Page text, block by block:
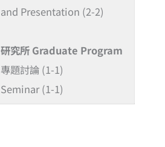
and Presentation (2-2)
研究所 Graduate Program
專題討論 (1-1)
Seminar (1-1)